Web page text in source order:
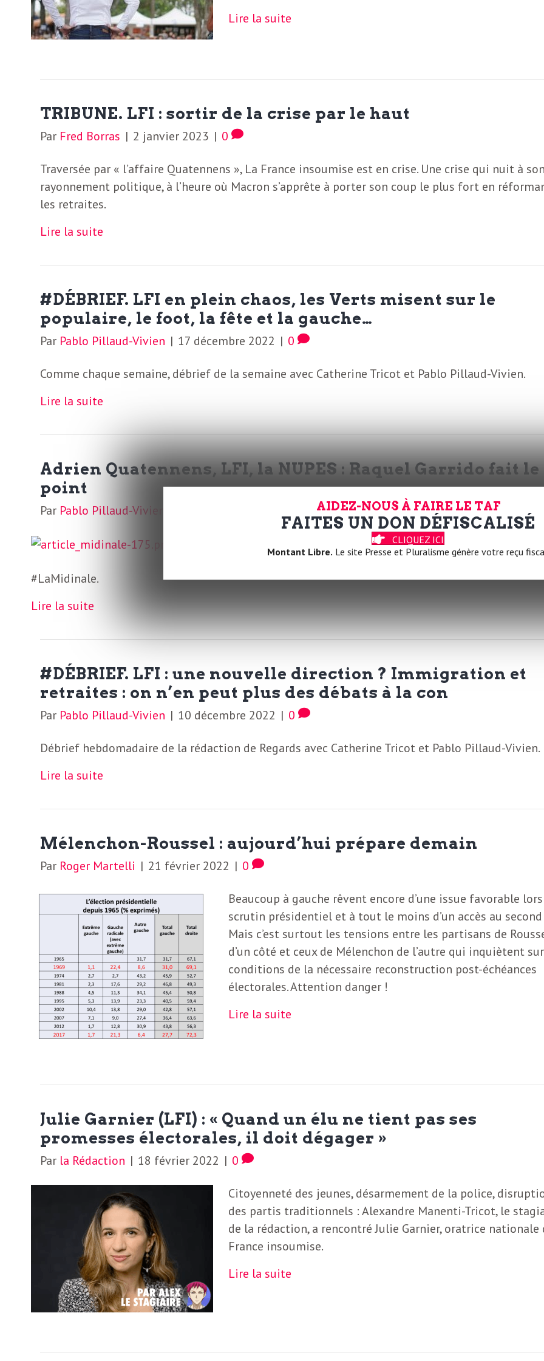
b
i
e
f
F
r
o
m
U
S
A
L
a
L
e
t
t
r
e
d
e
R
e
g
a
r
d
s
L
e
R
g
a
d
Lire la suite
TRIBUNE. LFI : sortir de la crise par le haut
Par Fred Borras | 2 janvier 2023 | 0
Traversée par « l’affaire Quatennens », La France insoumise est en crise. Une crise qui nuit à
rayonnement politique, à l’heure où Macron s’apprête à porter son coup le plus fort en
les retraites.
Lire la suite
#DÉBRIEF. LFI en plein chaos, les Verts misent sur le
populaire, le foot, la fête et la gauche…
Par Pablo Pillaud-Vivien | 17 décembre 2022 | 0
Comme chaque semaine, débrief de la semaine avec Catherine Tricot et Pablo Pillaud-Vivien.
Lire la suite
Adrien Quatennens, LFI, la NUPES : Raquel Garrido fait le
point
Par Pablo Pillaud-Vivien
Dans le mouvement de Jean-Luc Mélenchon, les jeux sont faits,
va plus ? La députée de La France insoumise est l’invitée de
#LaMidinale.
Lire la suite
#DÉBRIEF. LFI : une nouvelle direction ? Immigration et
retraites : on n’en peut plus des débats à la con
Par Pablo Pillaud-Vivien | 10 décembre 2022 | 0
Débrief hebdomadaire de la rédaction de Regards avec Catherine Tricot et Pablo Pillaud-Vivien.
Lire la suite
Mélenchon-Roussel : aujourd’hui prépare demain
Par Roger Martelli | 21 février 2022 | 0
Beaucoup à gauche rêvent encore d’une issue favorable
scrutin présidentiel et à tout le moins d’un accès au
Mais c’est surtout les tensions entre les partisans de
d’un côté et ceux de Mélenchon de l’autre qui inquiètent
conditions de la nécessaire reconstruction post-échéances
électorales. Attention danger !
Lire la suite
Julie Garnier (LFI) : « Quand un élu ne tient pas ses
promesses électorales, il doit dégager »
Par la Rédaction | 18 février 2022 | 0
Citoyenneté des jeunes, désarmement de la police,
des partis traditionnels : Alexandre Manenti-Tricot, le
de la rédaction, a rencontré Julie Garnier, oratrice nationale
France insoumise.
Lire la suite
AIDEZ-NOUS À FAIRE LE TAF
FAITES UN DON DÉFISCALISÉ
CLIQUEZ ICI
Montant Libre. Le site Presse et Pluralisme génère votre reçu